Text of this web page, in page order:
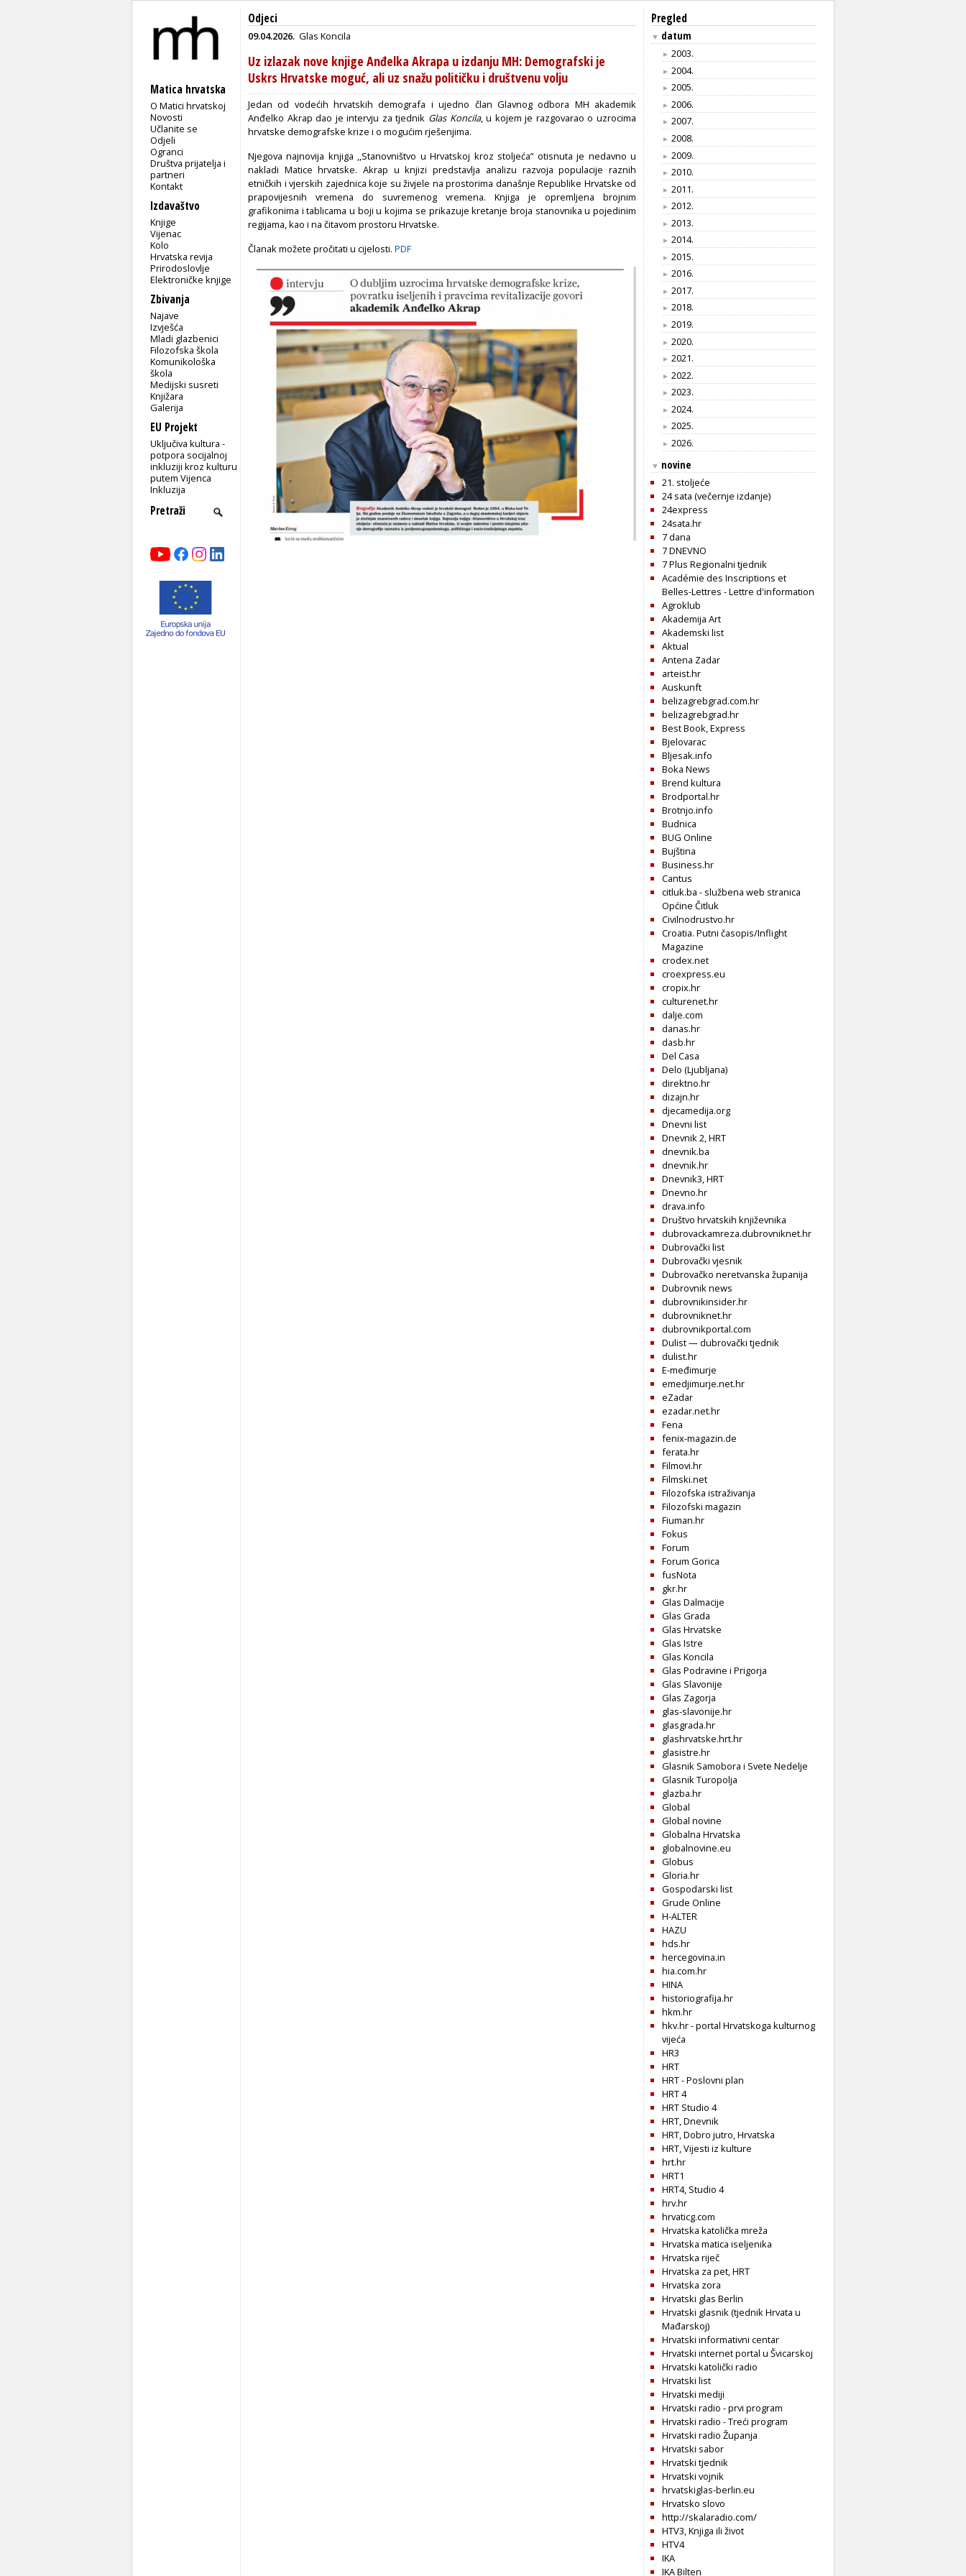
Matica hrvatska
O Matici hrvatskoj
Novosti
Učlanite se
Odjeli
Ogranci
Društva prijatelja i
partneri
Kontakt
Izdavaštvo
Knjige
Vijenac
Kolo
Hrvatska revija
Prirodoslovlje
Elektroničke knjige
Zbivanja
Najave
Izvješća
Mladi glazbenici
Filozofska škola
Komunikološka
škola
Medijski susreti
Knjižara
Galerija
EU Projekt
Uključiva kultura -
potpora socijalnoj
inkluziji kroz kulturu
putem Vijenca
Inkluzija
Odjeci
09.04.2026. Glas Koncila
Uz izlazak nove knjige Anđelka Akrapa u izdanju MH: Demografski je
Uskrs Hrvatske moguć, ali uz snažu političku i društvenu volju
Jedan od vodećih hrvatskih demografa i ujedno član Glavnog odbora MH akademik
Anđelko Akrap dao je intervju za tjednik Glas Koncila, u kojem je razgovarao o uzrocima
hrvatske demografske krize i o mogućim rješenjima.
Njegova najnovija knjiga ,,Stanovništvo u Hrvatskoj kroz stoljeća” otisnuta je nedavno u
nakladi Matice hrvatske. Akrap u knjizi predstavlja analizu razvoja populacije raznih
etničkih i vjerskih zajednica koje su živjele na prostorima današnje Republike Hrvatske od
prapovijesnih vremena do suvremenog vremena. Knjiga je opremljena brojnim
grafikonima i tablicama u boji u kojima se prikazuje kretanje broja stanovnika u pojedinim
regijama, kao i na čitavom prostoru Hrvatske.
Članak možete pročitati u cijelosti. PDF
Pregled
▼ datum
► 2003.
► 2004.
► 2005.
► 2006.
► 2007.
► 2008.
► 2009.
► 2010.
► 2011.
► 2012.
► 2013.
► 2014.
► 2015.
► 2016.
► 2017.
► 2018.
► 2019.
► 2020.
► 2021.
► 2022.
► 2023.
► 2024.
► 2025.
► 2026.
▼ novine
21. stoljeće
24 sata (večernje izdanje)
24express
24sata.hr
7 dana
7 DNEVNO
7 Plus Regionalni tjednik
Académie des Inscriptions et
Belles-Lettres - Lettre d'information
Agroklub
Akademija Art
Akademski list
Aktual
Antena Zadar
arteist.hr
Auskunft
belizagrebgrad.com.hr
belizagrebgrad.hr
Best Book, Express
Bjelovarac
Bljesak.info
Boka News
Brend kultura
Brodportal.hr
Brotnjo.info
Budnica
BUG Online
Bujština
Business.hr
Cantus
citluk.ba - službena web stranica
Općine Čitluk
Civilnodrustvo.hr
Croatia. Putni časopis/Inflight
Magazine
crodex.net
croexpress.eu
cropix.hr
culturenet.hr
dalje.com
danas.hr
dasb.hr
Del Casa
Delo (Ljubljana)
direktno.hr
dizajn.hr
djecamedija.org
Dnevni list
Dnevnik 2, HRT
dnevnik.ba
dnevnik.hr
Dnevnik3, HRT
Dnevno.hr
drava.info
Društvo hrvatskih književnika
dubrovackamreza.dubrovniknet.hr
Dubrovački list
Dubrovački vjesnik
Dubrovačko neretvanska županija
Dubrovnik news
dubrovnikinsider.hr
dubrovniknet.hr
dubrovnikportal.com
Dulist — dubrovački tjednik
dulist.hr
E-međimurje
emedjimurje.net.hr
eZadar
ezadar.net.hr
Fena
fenix-magazin.de
ferata.hr
Filmovi.hr
Filmski.net
Filozofska istraživanja
Filozofski magazin
Fiuman.hr
Fokus
Forum
Forum Gorica
fusNota
gkr.hr
Glas Dalmacije
Glas Grada
Glas Hrvatske
Glas Istre
Glas Koncila
Glas Podravine i Prigorja
Glas Slavonije
Glas Zagorja
glas-slavonije.hr
glasgrada.hr
glashrvatske.hrt.hr
glasistre.hr
Glasnik Samobora i Svete Nedelje
Glasnik Turopolja
glazba.hr
Global
Global novine
Globalna Hrvatska
globalnovine.eu
Globus
Gloria.hr
Gospodarski list
Grude Online
H-ALTER
HAZU
hds.hr
hercegovina.in
hia.com.hr
HINA
historiografija.hr
hkm.hr
hkv.hr - portal Hrvatskoga kulturnog
vijeća
HR3
HRT
HRT - Poslovni plan
HRT 4
HRT Studio 4
HRT, Dnevnik
HRT, Dobro jutro, Hrvatska
HRT, Vijesti iz kulture
hrt.hr
HRT1
HRT4, Studio 4
hrv.hr
hrvaticg.com
Hrvatska katolička mreža
Hrvatska matica iseljenika
Hrvatska riječ
Hrvatska za pet, HRT
Hrvatska zora
Hrvatski glas Berlin
Hrvatski glasnik (tjednik Hrvata u
Mađarskoj)
Hrvatski informativni centar
Hrvatski internet portal u Švicarskoj
Hrvatski katolički radio
Hrvatski list
Hrvatski mediji
Hrvatski radio - prvi program
Hrvatski radio - Treći program
Hrvatski radio Županja
Hrvatski sabor
Hrvatski tjednik
Hrvatski vojnik
hrvatskiglas-berlin.eu
Hrvatsko slovo
http://skalaradio.com/
HTV3, Knjiga ili život
HTV4
IKA
IKA Bilten